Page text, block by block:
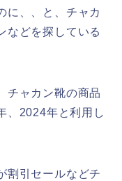
に、、と、チャカ
などを探している
チャカン靴の商品
、2024年と利用し
割引セールなどチ